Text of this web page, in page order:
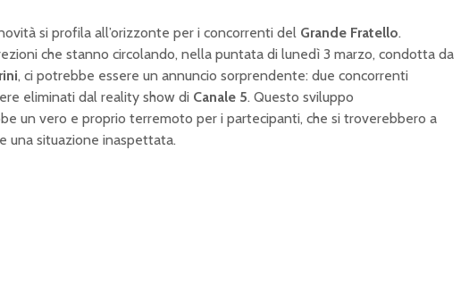
si profila all’orizzonte per i concorrenti del Grande Fratello.
che stanno circolando, nella puntata di lunedì 3 marzo, condotta da
, ci potrebbe essere un annuncio sorprendente: due concorrenti
eliminati dal reality show di Canale 5. Questo sviluppo
un vero e proprio terremoto per i partecipanti, che si troverebbero a
una situazione inaspettata.